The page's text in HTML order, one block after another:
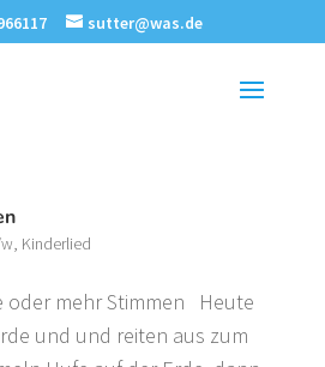
sutter@was.de
, Kinderlied
oder mehr Stimmen Heute
und und reiten aus zum